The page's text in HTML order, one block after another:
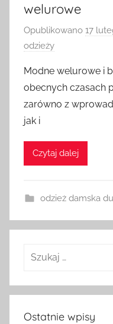
welurowe
Opublikowano 17
odzieży
Modne welurowe i
obecnych czasach
zarówno z
jak i
Czytaj dalej
odzież damska
Szukaj:
Ostatnie wpisy